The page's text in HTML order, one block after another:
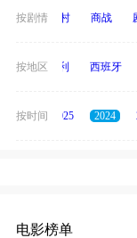
按剧情
历史 乡村 商战
按地区
度 意大利 西班牙
按时间
2026 2025 2024
电影榜单